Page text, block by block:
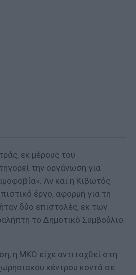
εκ μέρους του
την οργάνωση για
Αν και η Κιβωτός
έργο, αφορμή για τη
δύο επιστολές, εκ των
το Δημοτικό Συμβούλιο
η ΜΚΟ είχε αντιταχθεί στη
κέντρου κοντά σε